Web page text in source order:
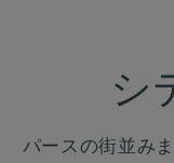
シ
パースの街並み